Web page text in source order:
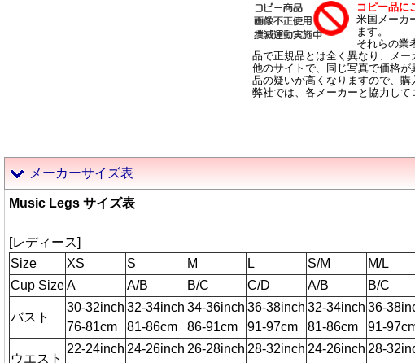
コピー品に
米国メーカ
ます。
それらの業
品で正規品とは全く異なり、メ
他のサイトで、同じ写真で価格
品の疑いが高くなりますので、購
弊社では、各メーカーと協力して
メーカーサイズ表
Music Legs サイズ表
[レディース]
Size
XS S M L S/M M/L
Cup SizeA A/B B/C C/D A/B B/C
バスト
30-32inch
76-81cm
32-34inch
81-86cm
34-36inch
86-91cm
36-38inch
91-97cm
32-34inch
81-86cm
36-
91-
ウエスト
22-24inch 24-26inch 26-28inch 28-32inch 24-26inch 28-